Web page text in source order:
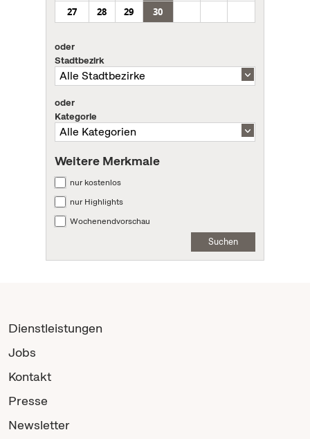
27
28 29 30
oder
Stadtbezirk
oder
Kategorie
Weitere Merkmale
nur kostenlos
nur Highlights
Wochenendvorschau
Suchen
Dienstleistungen
Jobs
Kontakt
Presse
Newsletter